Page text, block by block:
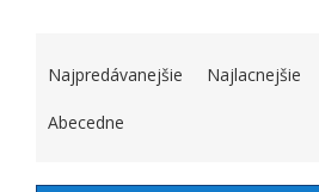
Najpredávanejšie Najlacnejšie
Abecedne